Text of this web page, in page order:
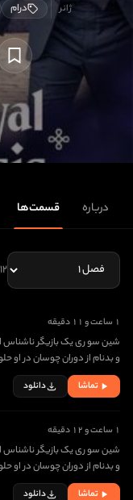
درام
درباره قسمت‌ها
۱۲ قسمت
۱ ساعت و ۱۱ دقیقه
شین سو ری یک بازیگر ناشناس
و بدنام از دوران چوسان در
و تند پیدا میکند. کانگ دا شیم
صیغه های سلطنتی بود که به
میشود و...
تماشا دانلود
۱ ساعت و ۱۲ دقیقه
شین سو ری یک بازیگر ناشناس
و بدنام از دوران چوسان در
و تند پیدا میکند. کانگ دا شیم
تماشا دانلود